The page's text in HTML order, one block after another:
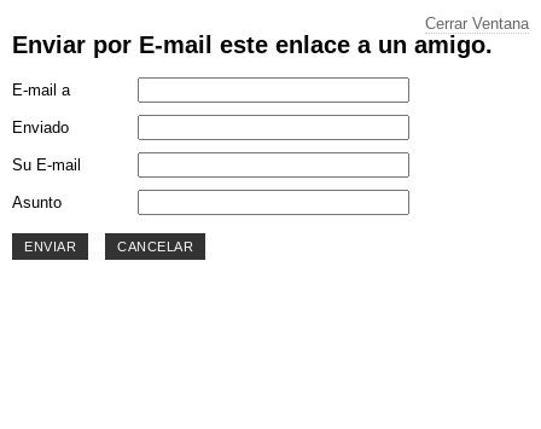
Enviar por E-mail este enlace a un amigo.
Cerrar Ventana
E-mail a
Enviado
Su E-mail
Asunto
ENVIAR CANCELAR